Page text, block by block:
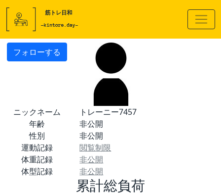
フォローする
ニックネーム
トレーニー7457
年齢
非公開
性別
非公開
運動記録
閲覧制限
体重記録
非公開
体型記録
非公開
累計総負荷